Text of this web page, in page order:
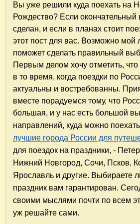
Вы уже решили куда поехать на
Рождество? Если
сделан, и если в планах стоит
этот пост для вас. Возможно мой
поможет сделать правильный
Первым делом хочу отметить,
в то время, когда поездки по
актуальны и востребованны.
вместе порадуемся тому, что
большая, и у нас есть большой
направлений, куда можно
лучшие города России для
для поездок на праздники, -
Нижний Новгород, Сочи, Псков,
Ярославль и другие. Выбираете
праздник вам гарантирован.
своими мыслями почти по всем
уж решайте сами.